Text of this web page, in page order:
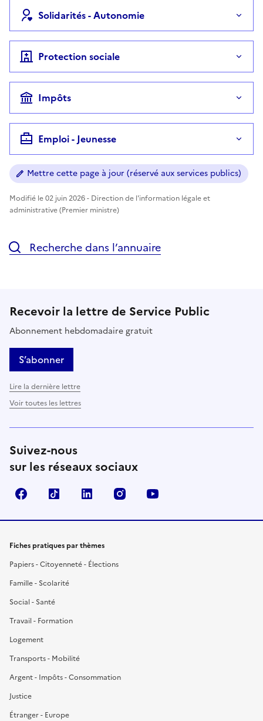
Solidarités - Autonomie
Protection sociale
Impôts
Emploi - Jeunesse
Mettre cette page à jour (réservé aux services publics)
Modifié le 02 juin 2026 - Direction de l'information légale et
administrative (Premier ministre)
Recherche dans l’annuaire
Recevoir la lettre de Service Public
Abonnement hebdomadaire gratuit
S’abonner
Lire la dernière lettre
Voir toutes les lettres
Suivez-nous
sur les réseaux sociaux
FacebookTikTok LinkedIn Instagram
Fiches pratiques par thèmes
Papiers - Citoyenneté - Élections
Famille - Scolarité
Social - Santé
Travail - Formation
Logement
Transports - Mobilité
Argent - Impôts - Consommation
Justice
Étranger - Europe